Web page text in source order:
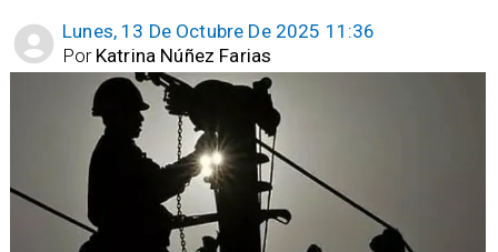
Lunes, 13 De Octubre De 2025 11:36
Katrina Núñez Farias
Por